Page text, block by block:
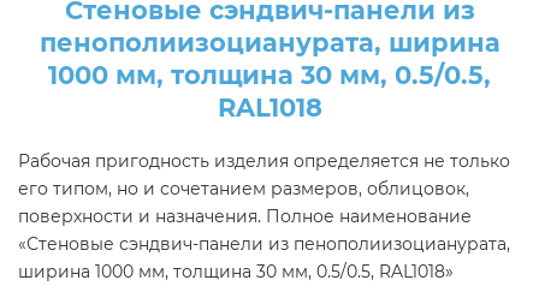
Стеновые сэндвич-панели из
пенополиизоцианурата, ширина
1000 мм, толщина 30 мм, 0.5/0.5,
RAL1018
Рабочая пригодность изделия определяется не только
его типом, но и сочетанием размеров, облицовок,
поверхности и назначения. Полное наименование
«Стеновые сэндвич-панели из пенополиизоцианурата,
ширина 1000 мм, толщина 30 мм, 0.5/0.5, RAL1018»